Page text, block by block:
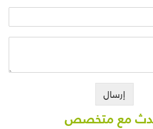
إرسال
مع متخصص